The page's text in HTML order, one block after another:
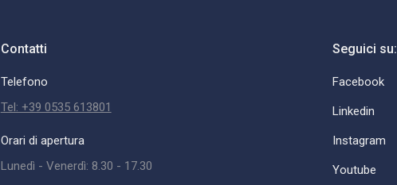
Contatti
Telefono
Tel: +39 0535 613801
Orari di apertura
Lunedì - Venerdì: 8.30 - 17.30
Seguici su:
Facebook
Linkedin
Instagram
Youtube